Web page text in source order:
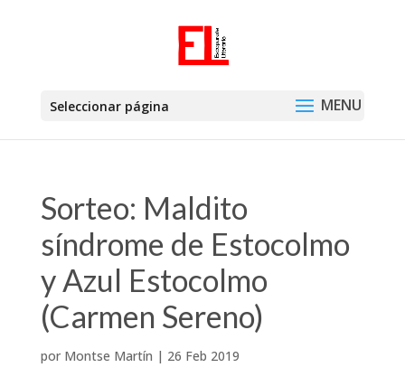
Seleccionar página
Sorteo: Maldito
síndrome de Estocolmo
y Azul Estocolmo
(Carmen Sereno)
por Montse Martín | 26 Feb 2019